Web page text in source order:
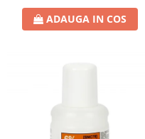
ADAUGA IN COS